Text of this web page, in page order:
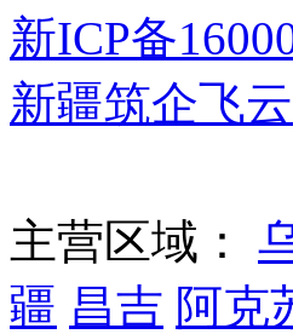
新ICP备
新疆筑企飞云
主营区域：
疆 昌吉 阿克